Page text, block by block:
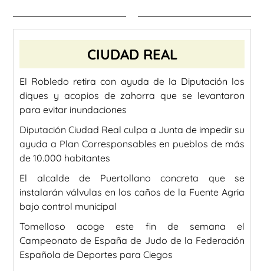
CIUDAD REAL
El Robledo retira con ayuda de la Diputación los
diques y acopios de zahorra que se levantaron
para evitar inundaciones
Diputación Ciudad Real culpa a Junta de impedir su
ayuda a Plan Corresponsables en pueblos de más
de 10.000 habitantes
El alcalde de Puertollano concreta que se
instalarán válvulas en los caños de la Fuente Agria
bajo control municipal
Tomelloso acoge este fin de semana el
Campeonato de España de Judo de la Federación
Española de Deportes para Ciegos